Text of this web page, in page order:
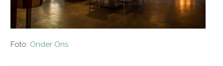
Foto: Onder Ons